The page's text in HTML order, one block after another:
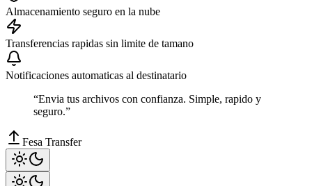
Almacenamiento seguro en la nube
Transferencias rapidas sin limite de tamano
Notificaciones automaticas al destinatario
“Envia tus archivos con confianza. Simple, rapido y
seguro.”
Fesa Transfer